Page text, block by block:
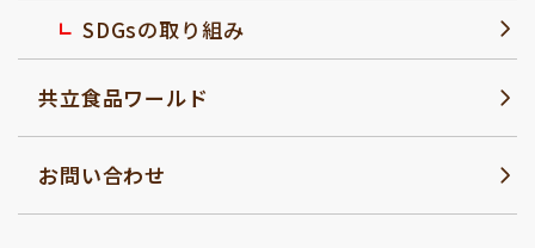
SDGsの取り組み
共立食品ワールド
お問い合わせ